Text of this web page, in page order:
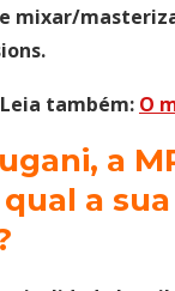
mixar/
também: O
a
a